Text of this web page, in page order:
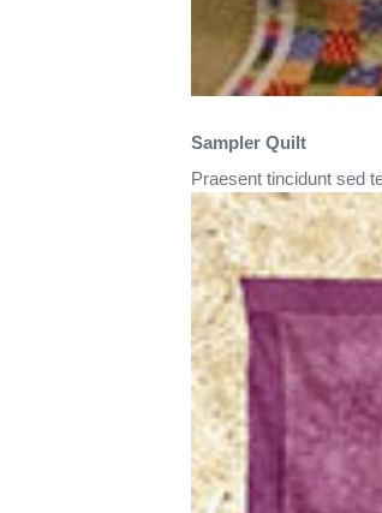
Sampler Quilt
Praesent tincidunt sed